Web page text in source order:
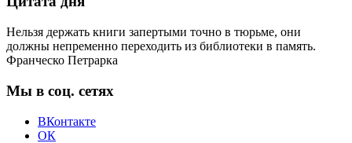
Нельзя держать книги запертыми точно в тюрьме, они
должны непременно переходить из библиотеки в память.
Франческо Петрарка
Мы в соц. сетях
ВКонтакте
ОК